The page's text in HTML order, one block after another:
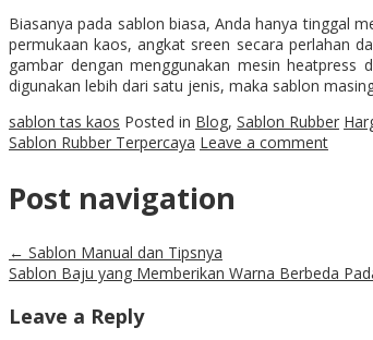
Biasanya pada sablon biasa, Anda hanya tinggal
permukaan kaos, angkat sreen secara perlahan
gambar dengan menggunakan mesin
digunakan lebih dari satu jenis, maka sablon
sablon tas kaos Posted in Blog, Sablon Rubber
Sablon Rubber Terpercaya Leave a comment
Post navigation
← Sablon Manual dan Tipsnya
Sablon Baju yang Memberikan Warna Berbeda
Leave a Reply